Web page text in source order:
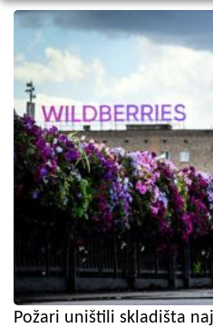
Požari uništili skladišta